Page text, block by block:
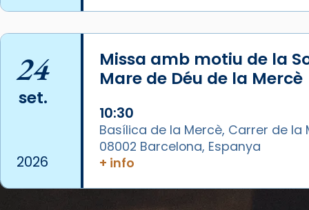
La Carmina va patir depressió.
Fa gairebé dos mesos, a l'Estadi
Lluís Companys, la jove va fer
arribar el seu testimoni al papa
Lleó XIV.
Recupera l'entrevista
compVatican Newstican News 👇
www.vaticannews.va/es/iglesia/news/
papa-viaje-espana-testimoni...
24
set.
2026
Missa amb motiu de la
Mare de Déu de la Mercè
10:30
Basílica de la Mercè, Carrer de la
08002 Barcelona, Espanya
+ info